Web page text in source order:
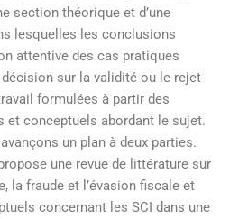
section théorique et d’une
lesquelles les conclusions
attentive des cas pratiques
sur la validité ou le rejet
formulées à partir des
et conceptuels abordant le sujet.
un plan à deux parties.
une revue de littérature sur
la fraude et l’évasion fiscale et
concernant les SCI dans une